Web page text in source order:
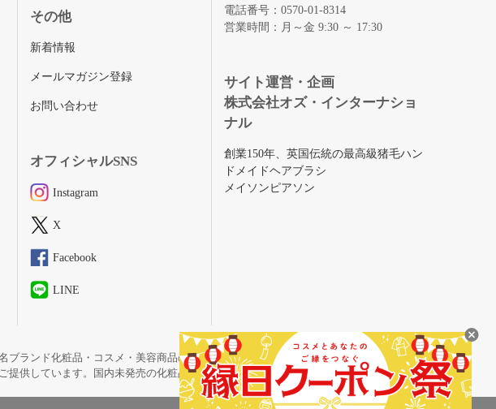
その他
新着情報
メールマガジン登録
お問い合わせ
オフィシャルSNS
Instagram
X
Facebook
LINE
電話番号：0570-01-8314
営業時間：月～金 9:30 ～ 17:30
サイト運営・企画
株式会社オズ・インターナショ
ナル
創業150年、英国伝統の最高級猪毛ハン
ドメイドヘアブラシ
メイソンピアソン
ランド化粧品・コスメ・美容商品の通販サイトです。
提供しています。国内未発売の化粧品も取り揃えています。